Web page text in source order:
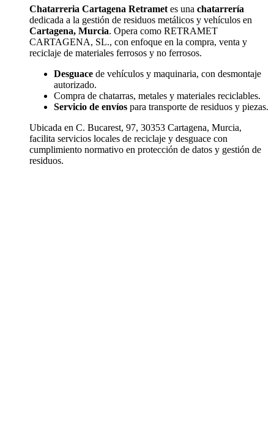
Chatarreria Cartagena Retramet es una chatarrería
dedicada a la gestión de residuos metálicos y vehículos en
Cartagena, Murcia. Opera como RETRAMET
CARTAGENA, SL., con enfoque en la compra, venta y
reciclaje de materiales ferrosos y no ferrosos.
Desguace de vehículos y maquinaria, con desmontaje
autorizado.
Compra de chatarras, metales y materiales reciclables.
Servicio de envíos para transporte de residuos y piezas.
Ubicada en C. Bucarest, 97, 30353 Cartagena, Murcia,
facilita servicios locales de reciclaje y desguace con
cumplimiento normativo en protección de datos y gestión de
residuos.